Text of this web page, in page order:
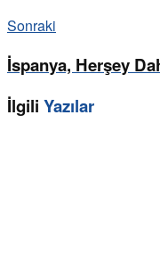
Sonraki
İspanya, Herşey
İlgili Yazılar